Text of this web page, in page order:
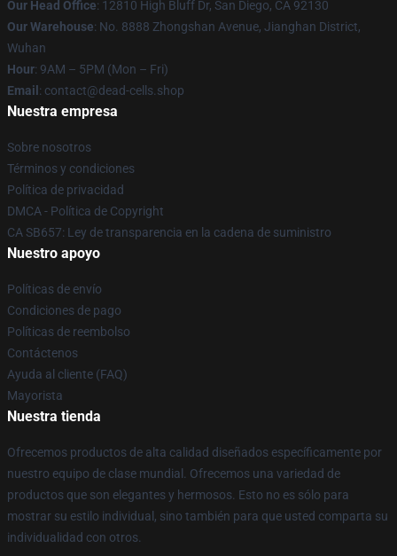
Our Head Office: 12810 High Bluff Dr, San Diego, CA 92130
Our Warehouse: No. 8888 Zhongshan Avenue, Jianghan District,
Wuhan
Hour: 9AM – 5PM (Mon – Fri)
Email : contact@dead-cells.shop
Nuestra empresa
Sobre nosotros
Términos y condiciones
Política de privacidad
DMCA - Política de Copyright
CA SB657: Ley de transparencia en la cadena de suministro
Nuestro apoyo
Políticas de envío
Condiciones de pago
Políticas de reembolso
Contáctenos
Ayuda al cliente (FAQ)
Mayorista
Nuestra tienda
Ofrecemos productos de alta calidad diseñados específicamente por
nuestro equipo de clase mundial. Ofrecemos una variedad de
productos que son elegantes y hermosos. Esto no es sólo para
mostrar su estilo individual, sino también para que usted comparta su
individualidad con otros.